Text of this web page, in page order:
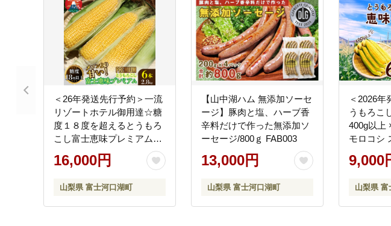
＜26年発送先行予約＞一流
リゾートホテル御用達☆糖
度１８度を超えるとうもろ
こし富士恵味プレミアム６
本 恵味ゴールド スイート
コーン FAH002
16,000円
山梨県 富士河口湖町
【山中湖ハム 無添加ソーセ
ージ】豚肉と塩、ハーブ香
辛料だけで作った無添加ソ
ーセージ/800ｇ FAB003
13,000円
山梨県 富士河口湖町
＜2026年
うもろこ
400g以上
モロコシ
玉蜀黍
夏野菜 甘
無料 湖
梨県 富士
9,000
山梨県 富